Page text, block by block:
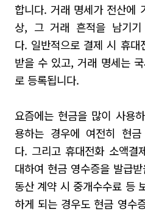
합니다. 거래 명세가 전산에
상, 그 거래 흔적을 남기
다. 일반적으로 결제 시 휴
받을 수 있고, 거래 명세는
로 등록됩니다.
요즘에는 현금을 많이 사용
용하는 경우에 여전히 현
다. 그리고 휴대전화 소액결
대하여 현금 영수증을 발급
동산 계약 시 중개수수료 등
하게 되는 경우도 현금 영수